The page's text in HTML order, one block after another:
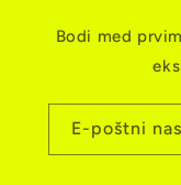
Bodi med
E-poštni